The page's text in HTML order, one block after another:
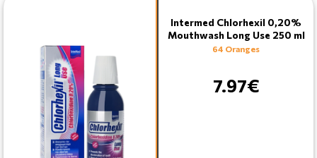
Intermed Chlorhexil 0,20%
Mouthwash Long Use 250 ml
64 Oranges
7.97€